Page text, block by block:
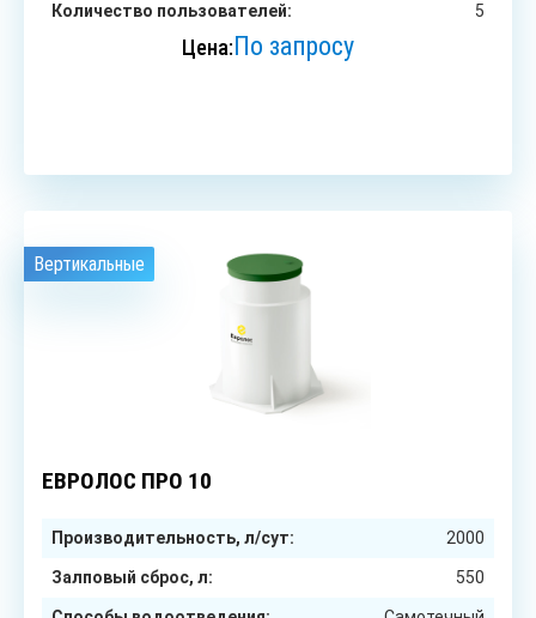
Количество пользователей: 5
Цена:По запросу
Вертикальные
ЕВРОЛОС ПРО 10
Производительность, л/сут: 2000
Залповый сброс, л: 550